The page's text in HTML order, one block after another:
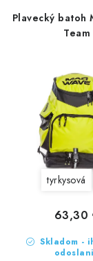
HRAČKY DO
TAŠKY A VAKY
CVIČENIE
SAUNOVANIE
OTUŽOVANIE
Predajňa Plutvy.sk
p
Plavecký batoh
Team
tyrkysová
Skladom -
63,30